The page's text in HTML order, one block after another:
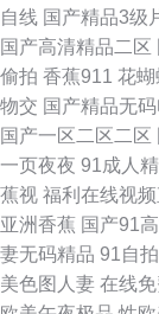
天堂资源 av激情 国
全 成人在线超碰 久
方AV在线播放 黄
操人人干 国产精品
视频 浮力操操逼 久
自线 国产精品3级
国产高清精品二区
偷拍 香蕉911 花
物交 国产精品无
国产一区二区二区
一页夜夜 91成人
蕉视 福利在线视
亚洲香蕉 国产91
妻无码精品 91自
美色图人妻 在线